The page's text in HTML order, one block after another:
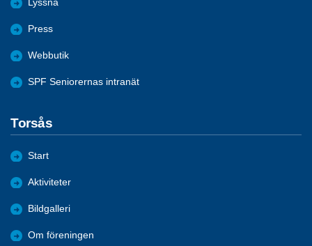
Lyssna
Press
Webbutik
SPF Seniorernas intranät
Torsås
Start
Aktiviteter
Bildgalleri
Om föreningen